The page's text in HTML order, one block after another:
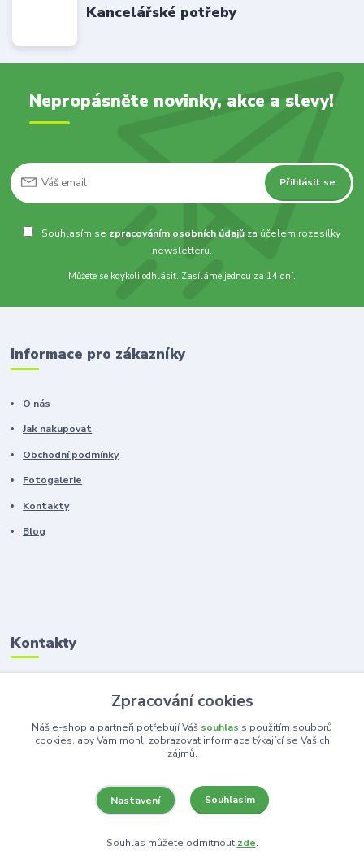
Kancelářské potřeby
Nepropásněte novinky, akce a slevy!
Přihlásit se
Souhlasím se zpracováním osobních údajů za účelem rozesílky
newsletteru.
Můžete se kdykoli odhlásit. Zasíláme jednou za 14 dní.
Informace pro zákazníky
O nás
Jak nakupovat
Obchodní podmínky
Fotogalerie
Kontakty
Blog
Kontakty
Zákaznická podpora
+420 603 100 966
(Po-Pá, 8-16 hod.)
Vytvořeno na Eshop-rychle.cz
Zpracování cookies
Náš e-shop a partneři potřebují Váš souhlas s použitím souborů
cookies, aby Vám mohli zobrazovat informace týkající se Vašich
zájmů.
Nastavení Souhlasím
Souhlas můžete odmítnout zde.